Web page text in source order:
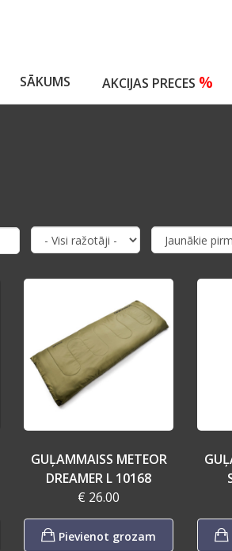
SĀKUMS AKCIJAS PRECES %
GUĻAMMAISS METEOR
DREAMER L 10168
€ 26.00
Pievienot grozam